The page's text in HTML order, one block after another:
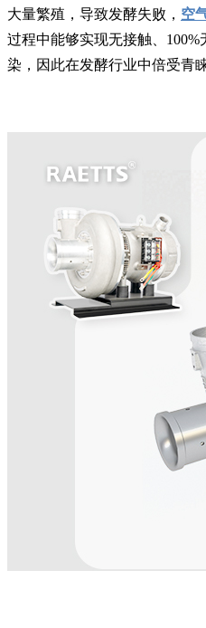
大量繁殖，导致发酵失败， 空
过程中能够实现无接触、
染，因此在发酵行业中倍受青睐